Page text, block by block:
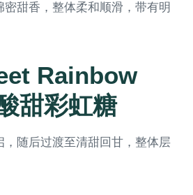
甜香，整体柔和顺滑，带有明
Rainbow
甜彩虹糖
，随后过渡至清甜回甘，整体层